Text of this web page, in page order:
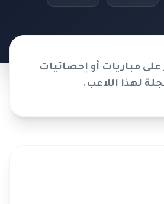
على مباريات أو إحصائيات
لهذا اللاعب.